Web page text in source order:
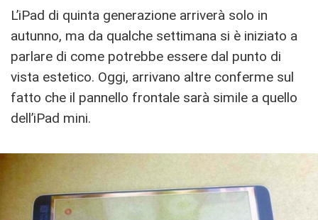
L’iPad di quinta generazione arriverà solo in
autunno, ma da qualche settimana si è iniziato a
parlare di come potrebbe essere dal punto di
vista estetico. Oggi, arrivano altre conferme sul
fatto che il pannello frontale sarà simile a quello
dell’iPad mini.